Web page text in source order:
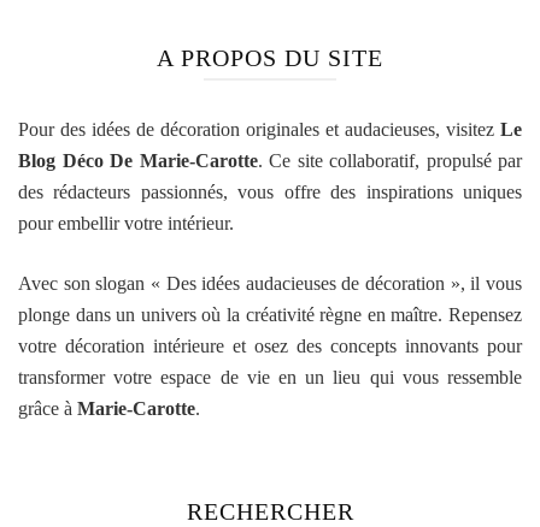
A PROPOS DU SITE
Pour des idées de décoration originales et audacieuses, visitez Le
Blog Déco De Marie-Carotte. Ce site collaboratif, propulsé par
des rédacteurs passionnés, vous offre des inspirations uniques
pour embellir votre intérieur.
Avec son slogan « Des idées audacieuses de décoration », il vous
plonge dans un univers où la créativité règne en maître. Repensez
votre décoration intérieure et osez des concepts innovants pour
transformer votre espace de vie en un lieu qui vous ressemble
grâce à Marie-Carotte.
RECHERCHER